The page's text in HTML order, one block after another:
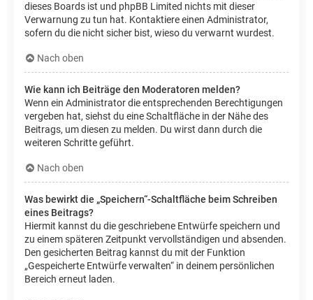
dieses Boards ist und phpBB Limited nichts mit dieser
Verwarnung zu tun hat. Kontaktiere einen Administrator,
sofern du die nicht sicher bist, wieso du verwarnt wurdest.
Nach oben
Wie kann ich Beiträge den Moderatoren melden?
Wenn ein Administrator die entsprechenden Berechtigungen
vergeben hat, siehst du eine Schaltfläche in der Nähe des
Beitrags, um diesen zu melden. Du wirst dann durch die
weiteren Schritte geführt.
Nach oben
Was bewirkt die „Speichern“-Schaltfläche beim Schreiben
eines Beitrags?
Hiermit kannst du die geschriebene Entwürfe speichern und
zu einem späteren Zeitpunkt vervollständigen und absenden.
Den gesicherten Beitrag kannst du mit der Funktion
„Gespeicherte Entwürfe verwalten“ in deinem persönlichen
Bereich erneut laden.